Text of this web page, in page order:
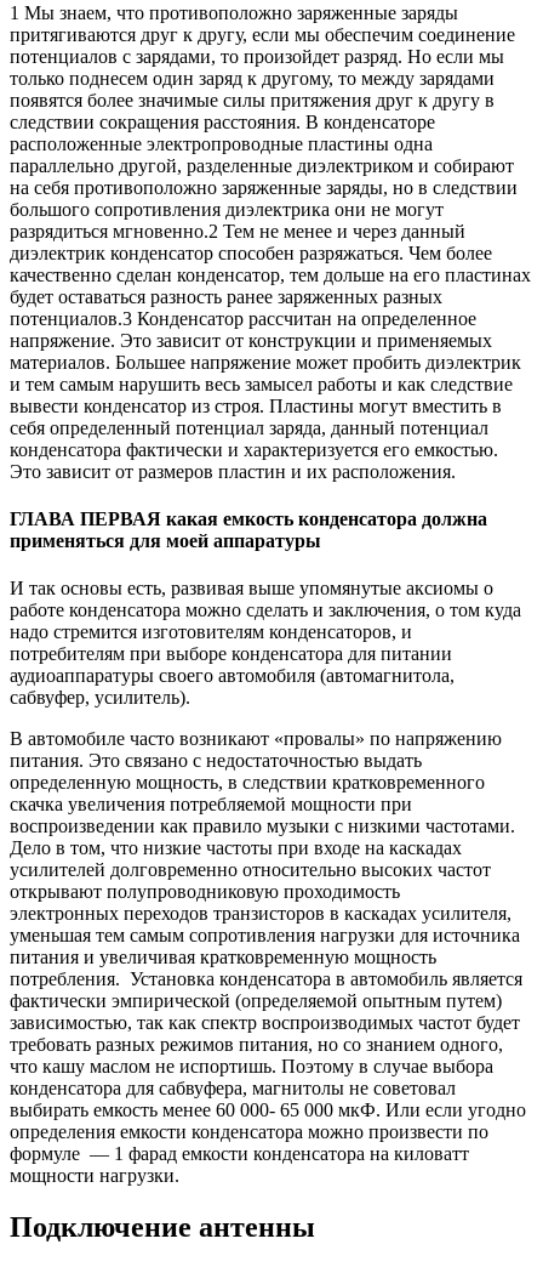
1 Мы знаем, что противоположно заряженные заряды
притягиваются друг к другу, если мы обеспечим соединение
потенциалов с зарядами, то произойдет разряд. Но если мы
только поднесем один заряд к другому, то между зарядами
появятся более значимые силы притяжения друг к другу в
следствии сокращения расстояния. В конденсаторе
расположенные электропроводные пластины одна
параллельно другой, разделенные диэлектриком и собирают
на себя противоположно заряженные заряды, но в следствии
большого сопротивления диэлектрика они не могут
разрядиться мгновенно.2 Тем не менее и через данный
диэлектрик конденсатор способен разряжаться. Чем более
качественно сделан конденсатор, тем дольше на его пластинах
будет оставаться разность ранее заряженных разных
потенциалов.3 Конденсатор рассчитан на определенное
напряжение. Это зависит от конструкции и применяемых
материалов. Большее напряжение может пробить диэлектрик
и тем самым нарушить весь замысел работы и как следствие
вывести конденсатор из строя. Пластины могут вместить в
себя определенный потенциал заряда, данный потенциал
конденсатора фактически и характеризуется его емкостью.
Это зависит от размеров пластин и их расположения.
ГЛАВА ПЕРВАЯ какая емкость конденсатора должна
применяться для моей аппаратуры
И так основы есть, развивая выше упомянутые аксиомы о
работе конденсатора можно сделать и заключения, о том куда
надо стремится изготовителям конденсаторов, и
потребителям при выборе конденсатора для питании
аудиоаппаратуры своего автомобиля (автомагнитола,
сабвуфер, усилитель).
В автомобиле часто возникают «провалы» по напряжению
питания. Это связано с недостаточностью выдать
определенную мощность, в следствии кратковременного
скачка увеличения потребляемой мощности при
воспроизведении как правило музыки с низкими частотами.
Дело в том, что низкие частоты при входе на каскадах
усилителей долговременно относительно высоких частот
открывают полупроводниковую проходимость
электронных переходов транзисторов в каскадах усилителя,
уменьшая тем самым сопротивления нагрузки для источника
питания и увеличивая кратковременную мощность
потребления. Установка конденсатора в автомобиль является
фактически эмпирической (определяемой опытным путем)
зависимостью, так как спектр воспроизводимых частот будет
требовать разных режимов питания, но со знанием одного,
что кашу маслом не испортишь. Поэтому в случае выбора
конденсатора для сабвуфера, магнитолы не советовал
выбирать емкость менее 60 000- 65 000 мкФ. Или если угодно
определения емкости конденсатора можно произвести по
формуле — 1 фарад емкости конденсатора на киловатт
мощности нагрузки.
Подключение антенны